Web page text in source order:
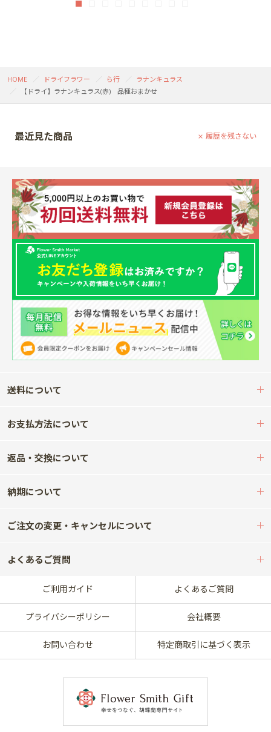
HOME ドライフラワー ら行
ラナンキュラス
【ドライ】ラナンキュラス(赤) 品種おまかせ
最近見た商品 履歴を残さない
送料について
お支払方法について
返品・交換について
納期について
ご注文の変更・キャンセルについて
よくあるご質問
ご利用ガイド よくあるご質問
プライバシーポリシー 会社概要
お問い合わせ 特定商取引に基づく表示